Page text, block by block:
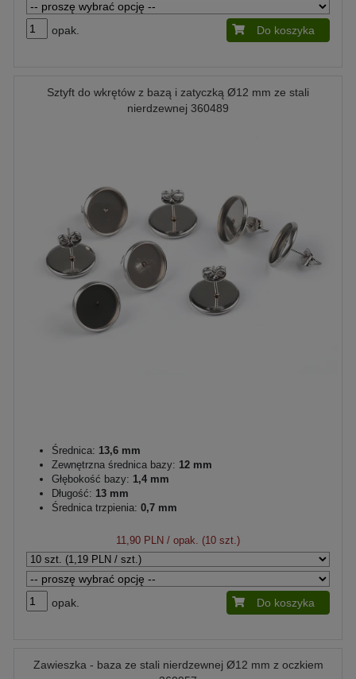
opak. Do koszyka
Sztyft do wkrętów z bazą i zatyczką Ø12 mm ze stali
nierdzewnej 360489
Średnica: 13,6 mm
Zewnętrzna średnica bazy: 12 mm
Głębokość bazy: 1,4 mm
Długość: 13 mm
Średnica trzpienia: 0,7 mm
11,90 PLN / opak. (10 szt.)
opak. Do koszyka
Zawieszka - baza ze stali nierdzewnej Ø12 mm z oczkiem